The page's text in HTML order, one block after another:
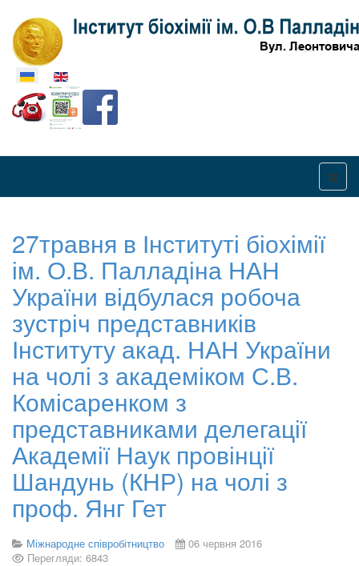
Оберіть свою мову
27травня в Інституті біохімії
ім. О.В. Палладіна НАН
України відбулася робоча
зустріч представників
Інституту акад. НАН України
на чолі з академіком С.В.
Комісаренком з
представниками делегації
Академії Наук провінції
Шандунь (КНР) на чолі з
проф. Янг Гет
Міжнародне співробітництво
06 червня 2016
Перегляди: 6843